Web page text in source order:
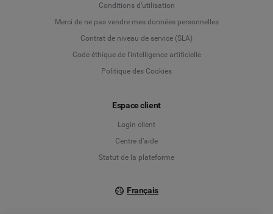
Conditions d’utilisation
Merci de ne pas vendre mes données personnelles
Contrat de niveau de service (SLA)
Code éthique de l'intelligence artificielle
Politique des Cookies
Espace client
Login client
Centre d’aide
Statut de la plateforme
Français
Deutsch